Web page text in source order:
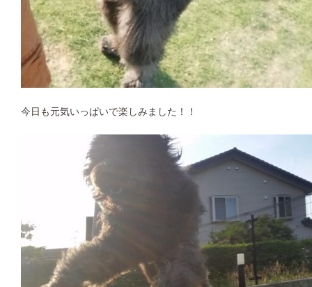
今日も元気いっぱいで楽しみました！！